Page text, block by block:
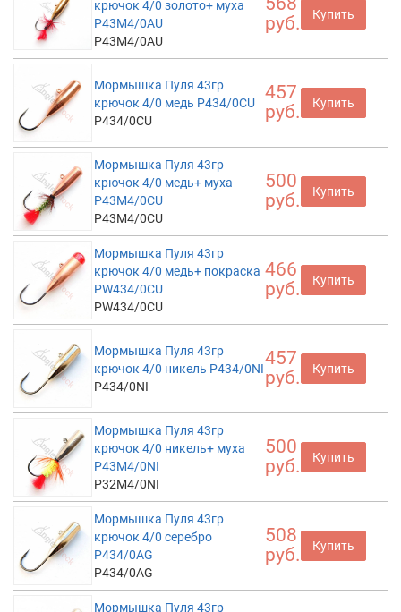
крючок 4/0 золото+ муха
P43M4/0AU
P43M4/0AU
руб.
Купить
Мормышка Пуля 43гр
крючок 4/0 медь P434/0CU
P434/0CU
457
руб.
Купить
Мормышка Пуля 43гр
крючок 4/0 медь+ муха
P43M4/0CU
P43M4/0CU
500
руб.
Купить
Мормышка Пуля 43гр
крючок 4/0 медь+ покраска
PW434/0CU
PW434/0CU
466
руб.
Купить
Мормышка Пуля 43гр
крючок 4/0 никель P434/0NI
P434/0NI
457
руб.
Купить
Мормышка Пуля 43гр
крючок 4/0 никель+ муха
P43M4/0NI
P32M4/0NI
500
руб.
Купить
Мормышка Пуля 43гр
крючок 4/0 серебро
P434/0AG
P434/0AG
508
руб.
Купить
Мормышка Пуля 43гр